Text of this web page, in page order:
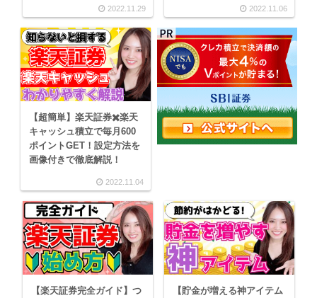
2022.11.29 2022.11.06
【超簡単】楽天証券✖️楽天
キャッシュ積立で毎月600
ポイントGET！設定方法を
画像付きで徹底解説！
2022.11.04
【楽天証券完全ガイド】つ
【貯金が増える神アイテム